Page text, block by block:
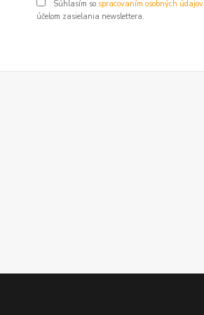
Súhlasím so spracovaním osobných údajov
účelom zasielania newslettera.